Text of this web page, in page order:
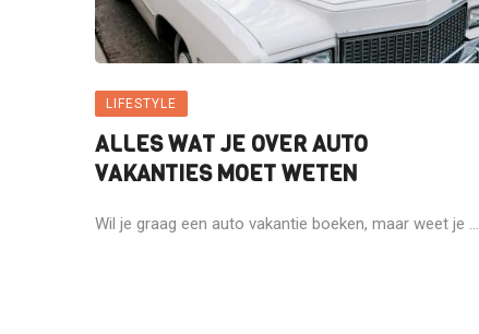
LIFESTYLE
ALLES WAT JE OVER AUTO
VAKANTIES MOET WETEN
Wil je graag een auto vakantie boeken, maar weet je ...